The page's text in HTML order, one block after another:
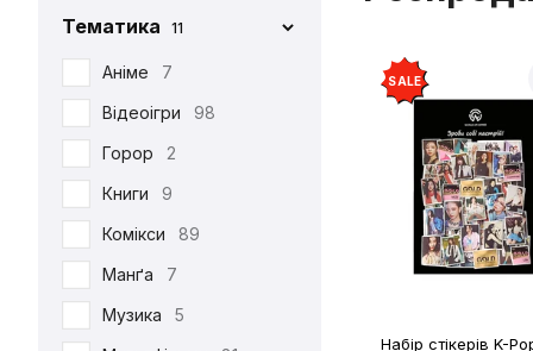
Iron Studios
Jason Freeny
Medicom Toy
Mezco
1
Mictoys
Mighty Jaxx
NECA
12
One Toys
Тематика 11
Аніме
7
Відеоігри
98
Горор
2
Книги
9
Комікси
89
Манґа
7
Музика
5
SALE
Набір стікерів K-